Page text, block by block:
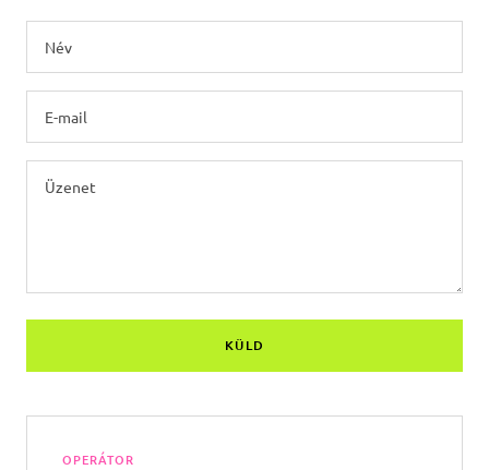
Név
E-mail
Üzenet
KÜLD
OPERÁTOR